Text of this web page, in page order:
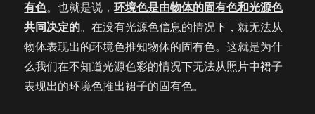
有色。也就是说，环境色是由物体的固有色和光源色
共同决定的。在没有光源色信息的情况下，就无法从
物体表现出的环境色推知物体的固有色。这就是为什
么我们在不知道光源色彩的情况下无法从照片中裙子
表现出的环境色推出裙子的固有色。